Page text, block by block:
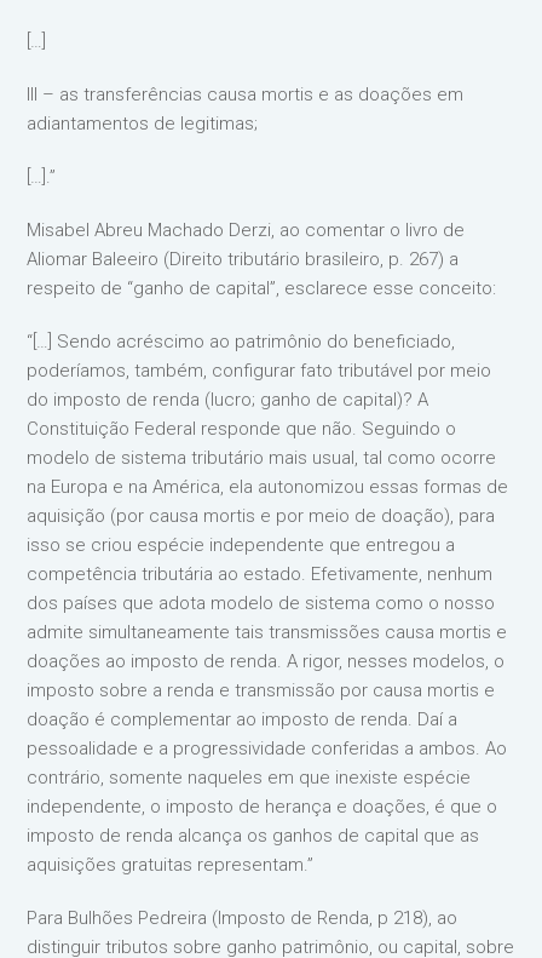
[…]
III – as transferências causa mortis e as doações em
adiantamentos de legitimas;
[…].”
Misabel Abreu Machado Derzi, ao comentar o livro de
Aliomar Baleeiro (Direito tributário brasileiro, p. 267) a
respeito de “ganho de capital”, esclarece esse conceito:
“[…] Sendo acréscimo ao patrimônio do beneficiado,
poderíamos, também, configurar fato tributável por meio
do imposto de renda (lucro; ganho de capital)? A
Constituição Federal responde que não. Seguindo o
modelo de sistema tributário mais usual, tal como ocorre
na Europa e na América, ela autonomizou essas formas de
aquisição (por causa mortis e por meio de doação), para
isso se criou espécie independente que entregou a
competência tributária ao estado. Efetivamente, nenhum
dos países que adota modelo de sistema como o nosso
admite simultaneamente tais transmissões causa mortis e
doações ao imposto de renda. A rigor, nesses modelos, o
imposto sobre a renda e transmissão por causa mortis e
doação é complementar ao imposto de renda. Daí a
pessoalidade e a progressividade conferidas a ambos. Ao
contrário, somente naqueles em que inexiste espécie
independente, o imposto de herança e doações, é que o
imposto de renda alcança os ganhos de capital que as
aquisições gratuitas representam.”
Para Bulhões Pedreira (Imposto de Renda, p 218), ao
distinguir tributos sobre ganho patrimônio, ou capital, sobre